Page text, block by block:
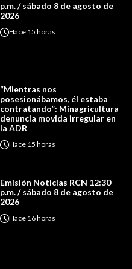
p.m. / sábado 8 de agosto de
2026
Hace 15 horas
“Mientras nos
posesionábamos, él estaba
contratando”: Minagricultura
denuncia movida irregular en
la ADR
Hace 15 horas
Emisión Noticias RCN 12:30
p.m. / sábado 8 de agosto de
2026
Hace 16 horas